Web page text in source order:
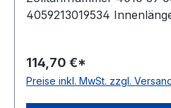
4059213019534
Ausführung ummantelt
2215 Material Neoprene
114,70 €*
Preise inkl. MwSt. zzgl.